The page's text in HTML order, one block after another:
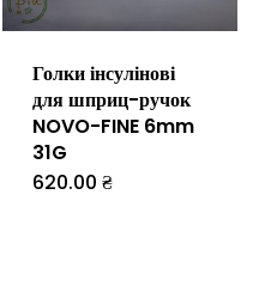
Голки інсулінові
для шприц-ручок
NOVO-FINE 6mm
31G
620.00 ₴